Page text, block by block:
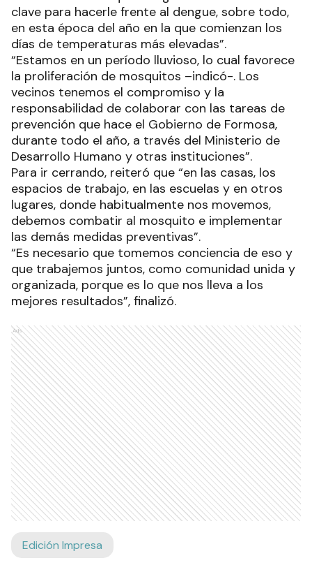
clave para hacerle frente al dengue, sobre todo,
en esta época del año en la que comienzan los
días de temperaturas más elevadas”.
“Estamos en un período lluvioso, lo cual favorece
la proliferación de mosquitos –indicó-. Los
vecinos tenemos el compromiso y la
responsabilidad de colaborar con las tareas de
prevención que hace el Gobierno de Formosa,
durante todo el año, a través del Ministerio de
Desarrollo Humano y otras instituciones”.
Para ir cerrando, reiteró que “en las casas, los
espacios de trabajo, en las escuelas y en otros
lugares, donde habitualmente nos movemos,
debemos combatir al mosquito e implementar
las demás medidas preventivas”.
“Es necesario que tomemos conciencia de eso y
que trabajemos juntos, como comunidad unida y
organizada, porque es lo que nos lleva a los
mejores resultados”, finalizó.
Ads
Edición Impresa